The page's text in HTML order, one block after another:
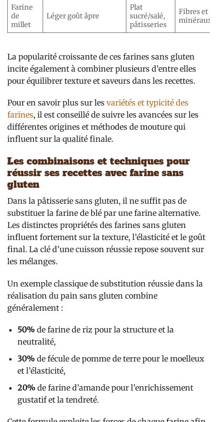
Farine
de
millet
Léger goût âpre
Plat
sucré/salé,
pâtisseries
Fibres et
minéraux
La popularité croissante de ces farines sans gluten
incite également à combiner plusieurs d’entre elles
pour équilibrer texture et saveurs dans les recettes.
Pour en savoir plus sur les variétés et typicité des
farines, il est conseillé de suivre les avancées sur les
différentes origines et méthodes de mouture qui
influent sur la qualité finale.
Les combinaisons et techniques pour
réussir ses recettes avec farine sans
gluten
Dans la pâtisserie sans gluten, il ne suffit pas de
substituer la farine de blé par une farine alternative.
Les distinctes propriétés des farines sans gluten
influent fortement sur la texture, l’élasticité et le goût
final. La clé d’une cuisson réussie repose souvent sur
les mélanges.
Un exemple classique de substitution réussie dans la
réalisation du pain sans gluten combine
généralement :
50%de farine de riz pour la structure et la
neutralité,
30%de fécule de pomme de terre pour le moelleux
et l’élasticité,
20%de farine d’amande pour l’enrichissement
gustatif et la tendreté.